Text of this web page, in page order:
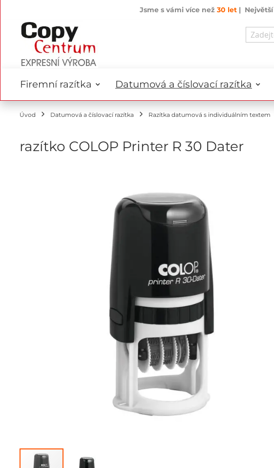
Jsme s vámi více než 30 let | Největší
Firemní razítka Datumová a číslovací razítka
Úvod Datumová a číslovací razítka Razítka datumová s individuálním textem
razítko COLOP Printer R 30 Dater